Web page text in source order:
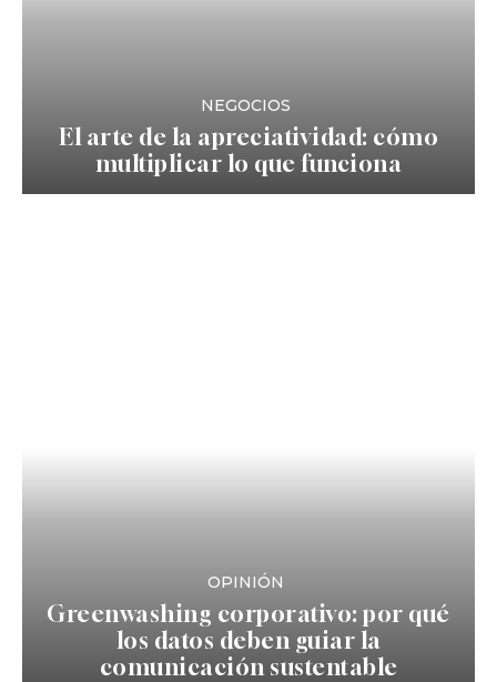
NEGOCIOS
El arte de la apreciatividad: cómo
multiplicar lo que funciona
OPINIÓN
Greenwashing corporativo: por qué
los datos deben guiar la
comunicación sustentable